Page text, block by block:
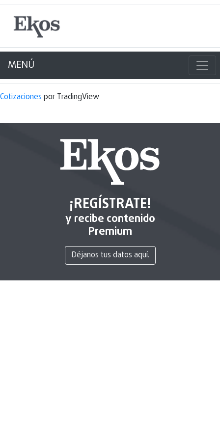
MENÚ
Cotizaciones por TradingView
¡REGÍSTRATE!
y recibe contenido
Premium
Déjanos tus datos aquí.